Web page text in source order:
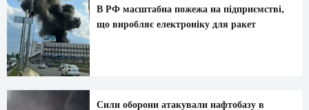
В РФ масштабна пожежа на підприємстві,
що виробляє електроніку для ракет
Сили оборони атакували нафтобазу в